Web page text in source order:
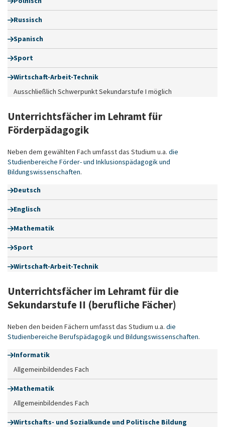
Russisch
Spanisch
Sport
Wirtschaft-Arbeit-Technik
Ausschließlich Schwerpunkt Sekundarstufe I möglich
Unterrichtsfächer im Lehramt für
Förderpädagogik
Neben dem gewählten Fach umfasst das Studium u.a. die
Studienbereiche Förder- und Inklusionspädagogik und
Bildungswissenschaften.
Deutsch
Englisch
Mathematik
Sport
Wirtschaft-Arbeit-Technik
Unterrichtsfächer im Lehramt für die
Sekundarstufe II (berufliche Fächer)
Neben den beiden Fächern umfasst das Studium u.a. die
Studienbereiche Berufspädagogik und Bildungswissenschaften.
Informatik
Allgemeinbildendes Fach
Mathematik
Allgemeinbildendes Fach
Wirtschafts- und Sozialkunde und Politische Bildung